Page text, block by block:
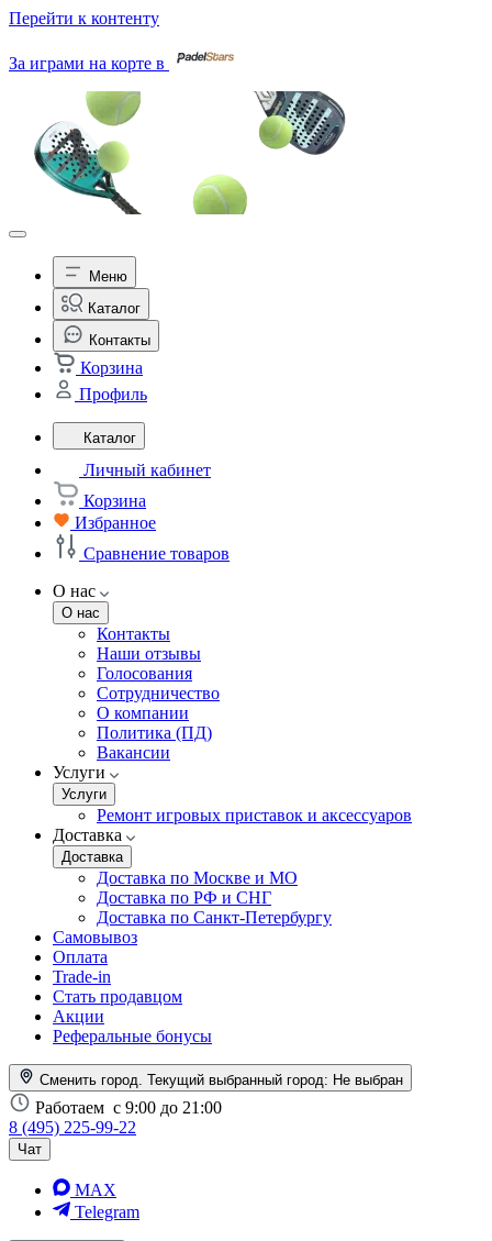
Перейти к контенту
За играми на корте в
Меню
Каталог
Контакты
Корзина
Профиль
Каталог
Личный кабинет
Корзина
Избранное
Сравнение товаров
О нас
О нас
Контакты
Наши отзывы
Голосования
Сотрудничество
О компании
Политика (ПД)
Вакансии
Услуги
Услуги
Ремонт игровых приставок и аксессуаров
Доставка
Доставка
Доставка по Москве и МО
Доставка по РФ и СНГ
Доставка по Санкт-Петербургу
Самовывоз
Оплата
Trade-in
Стать продавцом
Акции
Реферальные бонусы
Сменить город. Текущий выбранный город: Не выбран
Работаем с 9:00 до 21:00
8 (495) 225-99-22
Чат
MAX
Telegram